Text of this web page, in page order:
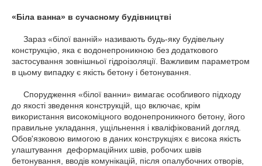
«Біла ванна» в сучасному будівництві
Зараз «білої ванній» називають будь-яку будівельну
конструкцію, яка є водонепроникною без додаткового
застосування зовнішньої гідроізоляції. Важливим параметром
в цьому випадку є якість бетону і бетонування.
Спорудження «білої ванни» вимагає особливого підходу
до якості зведення конструкцій, що включає, крім
використання високоміцного водонепроникного бетону, його
правильне укладання, ущільнення і кваліфікований догляд.
Обов'язковою вимогою в даних конструкціях є висока якість
улаштування деформаційних швів, робочих швів
бетонування, вводів комунікацій, після опалубочних отворів,